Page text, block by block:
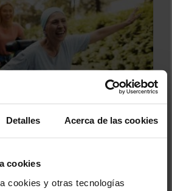
Detalles Acerca de las cookies
cookies
cookies y otras tecnologías
d'una perspectiva